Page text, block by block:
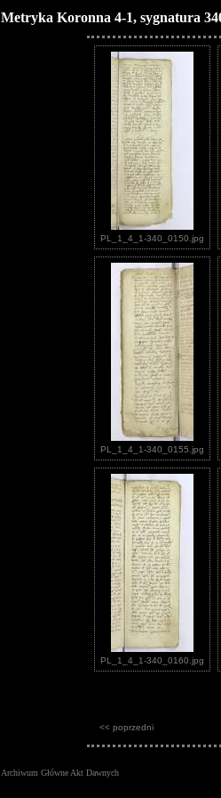
Metryka Koronna 4-1, sygnatura
PL_1_4_1-340_0150.jpg
PL_1_4_1-340_0155.jpg
PL_1_4_1-340_0160.jpg
<< poprzedni
Archiwum Główne Akt Dawnych